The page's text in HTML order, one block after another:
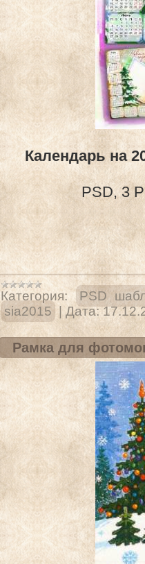
Календарь на
PSD, 3
Категория:
PSD
sia2015
Дата:
Рамка для